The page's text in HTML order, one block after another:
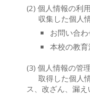
(2) 個人情報の利
収集した個人
お問い合
本校の教
(3) 個人情報の管理
取得した個人
ス、改ざん、漏え